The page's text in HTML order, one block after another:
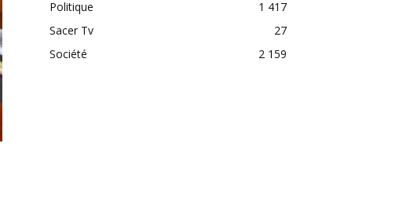
Politique
1 417
Sacer Tv
27
Société
2 159